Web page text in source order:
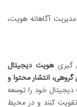
آگاهانه هویت،
گیریهویت دیجیتال
انتشار محتوا و
خود را توسعه
کنند و در محیط